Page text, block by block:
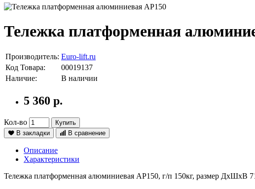
Тележка платформенная
Производитель: Euro-lift.ru
Код Товара:
00019137
Наличие:
В наличии
5 360 р.
Кол-во
Купить
В закладки
В сравнение
Описание
Характеристики
Тележка платформенная алюминиевая AP150, г/п 150кг, размер ДхШхВ